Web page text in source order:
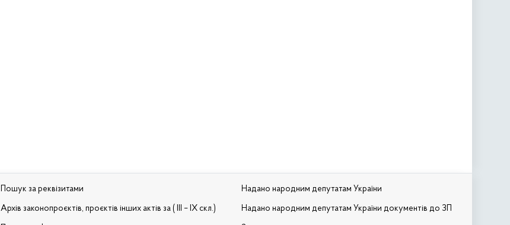
Пошук за реквізитами
Архів законопроєктів, проєктів інших актів за ( III – IX скл.)
Надано народним депутатам України
Надано народним депутатам України документів до ЗП